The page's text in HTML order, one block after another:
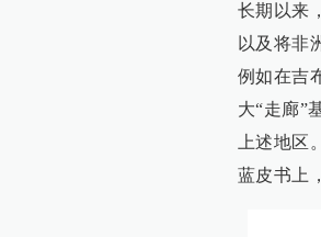
长期以来
以及将非
例如在吉
大“走廊”
上述地
蓝皮书上